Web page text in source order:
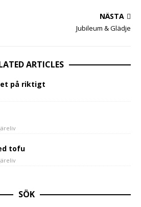
NÄSTA
Jubileum & Glädje
ARTICLES
på riktigt
tofu
SÖK